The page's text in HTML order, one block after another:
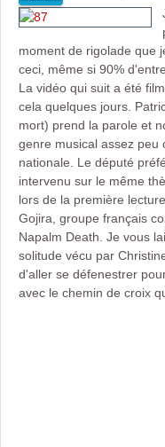
moment de rigolade que
ceci, même si 90%
La vidéo qui suit a été
cela quelques jours.
mort) prend la parole et
genre musical assez peu
nationale. Le député
intervenu sur le même
lors de la première
Gojira, groupe français
Napalm Death. Je vous
solitude vécu par
d'aller se défenestrer
avec le chemin de croix